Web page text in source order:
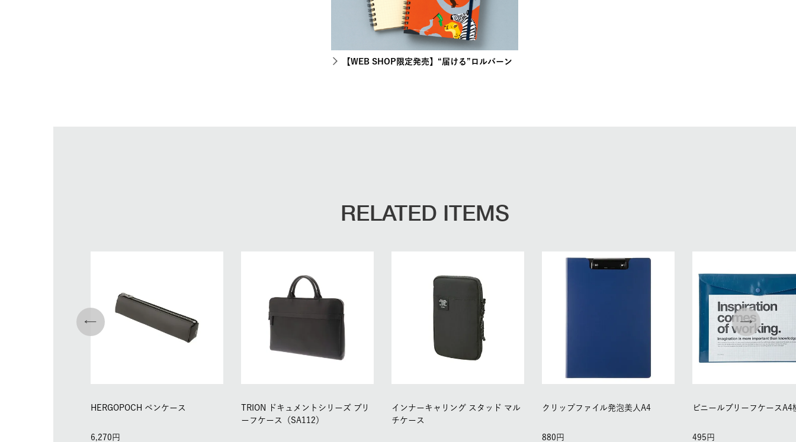
【WEB SHOP限定発売】“届ける”ロルバーン
RELATED ITEMS
HERGOPOCH ペンケース
6,270
TRION ドキュメントシリーズ ブリ
ーフケース（SA112）
インナーキャリング スタッド マル
チケース
クリップファイル発泡美人A4
880
ビニールブリーフケースA4
495